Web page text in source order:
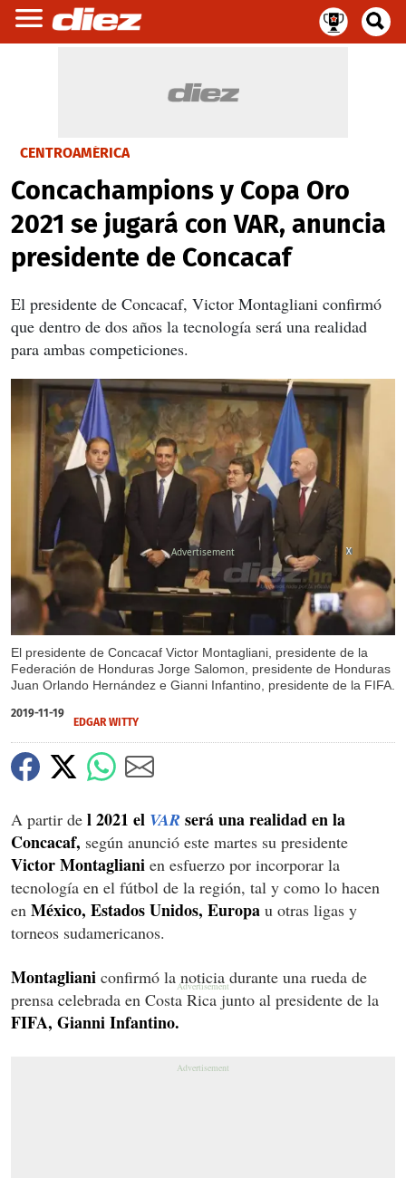
CENTROAMÉRICA
Concachampions y Copa Oro
2021 se jugará con VAR, anuncia
presidente de Concacaf
El presidente de Concacaf, Victor Montagliani confirmó
que dentro de dos años la tecnología será una realidad
para ambas competiciones.
El presidente de Concacaf Victor Montagliani, presidente de la
Federación de Honduras Jorge Salomon, presidente de Honduras
Juan Orlando Hernández e Gianni Infantino, presidente de la FIFA.
X
X
2019-11-19
EDGAR WITTY
A partir de l 2021 el VAR será una realidad en la
Concacaf, según anunció este martes su presidente
Victor Montagliani en esfuerzo por incorporar la
tecnología en el fútbol de la región, tal y como lo hacen
en México, Estados Unidos, Europa u otras ligas y
torneos sudamericanos.
Montagliani confirmó la noticia durante una rueda de
prensa celebrada en Costa Rica junto al presidente de la
FIFA, Gianni Infantino.